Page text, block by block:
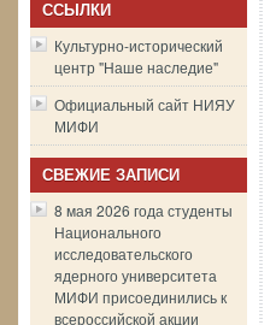
ССЫЛКИ
Культурно-исторический
центр "Наше наследие"
Официальный сайт НИЯУ
МИФИ
СВЕЖИЕ ЗАПИСИ
8 мая 2026 года студенты
Национального
исследовательского
ядерного университета
МИФИ присоединились к
всероссийской акции